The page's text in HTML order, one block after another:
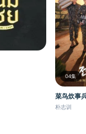
04集
菜鸟炊事
朴志训